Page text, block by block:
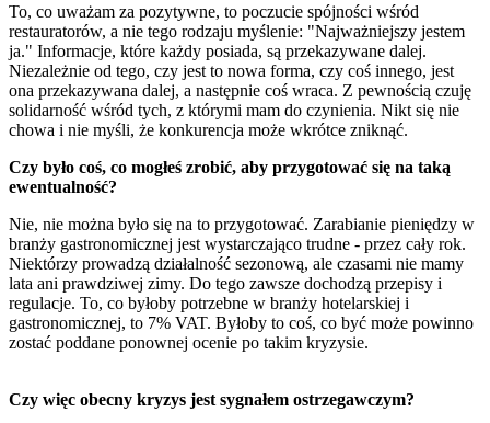
To, co uważam za pozytywne, to poczucie spójności wśród
restauratorów, a nie tego rodzaju myślenie: "Najważniejszy jestem
ja." Informacje, które każdy posiada, są przekazywane dalej.
Niezależnie od tego, czy jest to nowa forma, czy coś innego, jest
ona przekazywana dalej, a następnie coś wraca. Z pewnością czuję
solidarność wśród tych, z którymi mam do czynienia. Nikt się nie
chowa i nie myśli, że konkurencja może wkrótce zniknąć.
Czy było coś, co mogłeś zrobić, aby przygotować się na taką
ewentualność?
Nie, nie można było się na to przygotować. Zarabianie pieniędzy w
branży gastronomicznej jest wystarczająco trudne - przez cały rok.
Niektórzy prowadzą działalność sezonową, ale czasami nie mamy
lata ani prawdziwej zimy. Do tego zawsze dochodzą przepisy i
regulacje. To, co byłoby potrzebne w branży hotelarskiej i
gastronomicznej, to 7% VAT. Byłoby to coś, co być może powinno
zostać poddane ponownej ocenie po takim kryzysie.
Czy więc obecny kryzys jest sygnałem ostrzegawczym?